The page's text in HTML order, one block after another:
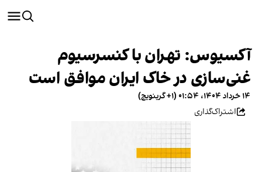
آکسیوس: تهران با کنسرسیوم
غنی‌سازی در خاک ایران موافق است
۱۴ خرداد ۱۴۰۴، ۰۱:۵۴ (‎+۱ گرینویچ)
اشتراک‌گذاری